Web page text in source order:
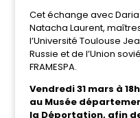
Cet échange avec
Natacha Laurent,
l’Université Toulouse
Russie et de l’Union
FRAMESPA.
Vendredi 31 mars à
au Musée
la Déportation, afin